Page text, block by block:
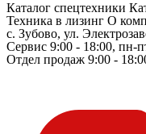
Каталог спецтехники
Техника в лизинг О
с. Зубово, ул.
Сервис 9:00 - 18:00, пн-
Отдел продаж 9:00 -